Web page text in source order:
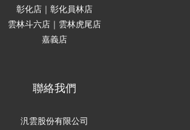
彰化店｜彰化員林店
雲林斗六店｜雲林虎尾店
嘉義店
聯絡我們
汎雲股份有限公司